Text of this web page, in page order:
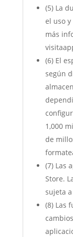
(5) La
el uso
más
(6) El
según
1,000
de
(7) Las
Store.
sujeta
(8) Las